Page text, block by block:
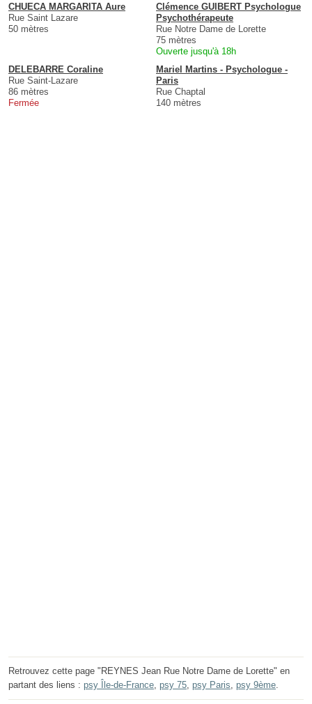
CHUECA MARGARITA Aure
Rue Saint Lazare
50 mètres
Clémence GUIBERT Psychologue
Psychothérapeute
Rue Notre Dame de Lorette
75 mètres
Ouverte jusqu'à 18h
DELEBARRE Coraline
Rue Saint-Lazare
86 mètres
Fermée
Mariel Martins - Psychologue -
Paris
Rue Chaptal
140 mètres
Retrouvez cette page "REYNES Jean Rue Notre Dame de Lorette" en
partant des liens : psy Île-de-France psy 75 psy Paris psy 9ème